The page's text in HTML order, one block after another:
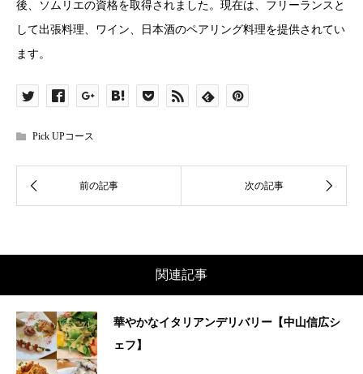
後、ソムリエの資格を取得されました。現在は、フリーランスと
して出張料理、ワイン、日本酒のペアリング料理を提供されてい
ます。
Pick UPコース
関連記事
華やかなイタリアンデリバリー【中山信広シ
ェフ】